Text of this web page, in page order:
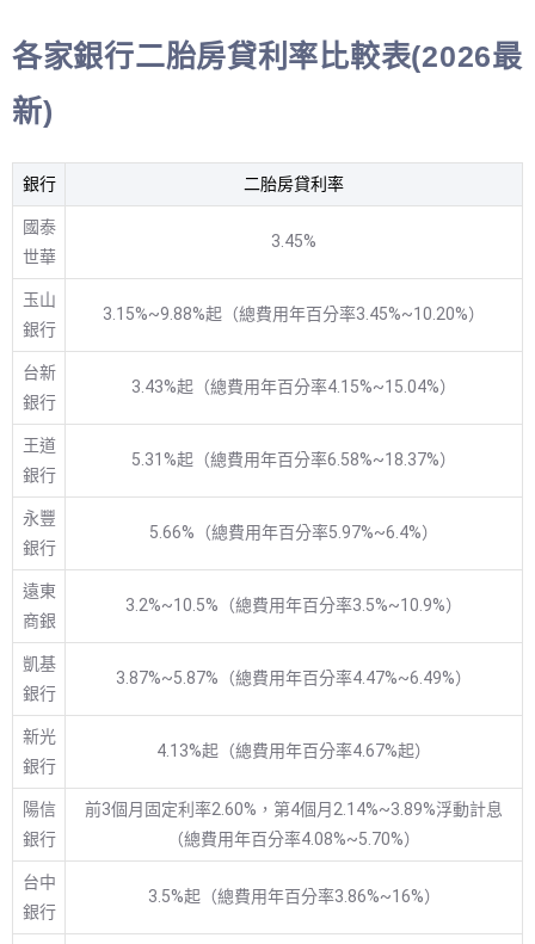
各家銀行二胎房貸利率比較表(2026最
新)
銀行 二胎房貸利率
國泰
世華
3.45%
玉山
銀行
3.15%~9.88%起（總費用年百分率3.45%~10.20%）
台新
銀行
3.43%起（總費用年百分率4.15%~15.04%）
王道
銀行
5.31%起（總費用年百分率6.58%~18.37%）
永豐
銀行
5.66%（總費用年百分率5.97%~6.4%）
遠東
商銀
3.2%~10.5%（總費用年百分率3.5%~10.9%）
凱基
銀行
3.87%~5.87%（總費用年百分率4.47%~6.49%）
新光
銀行
4.13%起（總費用年百分率4.67%起）
陽信
銀行
前3個月固定利率2.60%，第4個月2.14%~3.89%浮動計息
（總費用年百分率4.08%~5.70%）
台中
銀行
3.5%起（總費用年百分率3.86%~16%）